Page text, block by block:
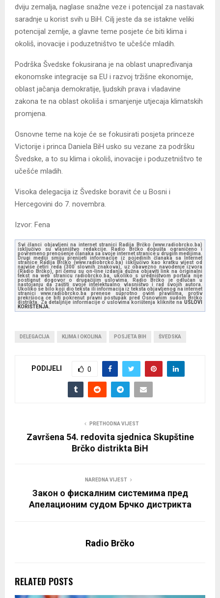
dviju zemalja, naglase snažne veze i potencijal za nastavak
saradnje u korist svih u BiH. Cilj jeste da se istakne veliki
potencijal zemlje, a glavne teme posjete će biti klima i
okoliš, inovacije i poduzetništvo te učešće mladih.
Podrška Švedske fokusirana je na oblast unapređivanja
ekonomske integracije sa EU i razvoj tržišne ekonomije,
oblast jačanja demokratije, ljudskih prava i vladavine
zakona te na oblast okoliša i smanjenje utjecaja klimatskih
promjena.
Osnovne teme na koje će se fokusirati posjeta princeze
Victorije i princa Daniela BiH usko su vezane za podršku
Švedske, a to su klima i okoliš, inovacije i poduzetništvo te
učešće mladih.
Visoka delegacija iz Švedske boravit će u Bosni i
Hercegovini do 7. novembra.
Izvor: Fena
Svi članci objavljeni na internet stranici Radija Brčko (www.radiobrcko.ba)
isključivo su vlasništvo redakcije. Radio Brčko dopušta ograničeno i
povremeno prenošenje članaka sa svoje internet stranice u drugim medijima.
Drugi mediji smiju prenijeti informacije iz pojedinih članaka sa Internet
stranice Radija Brčko (www.radiobrcko.ba) isključivo kao kratku vijest od
najviše četiri reda (300 slovnih znakova), uz obavezno navođenje izvora
(Radio Brčko), pri čemu su on-line izdanja dužna objaviti link na originalni
tekst na web stranicu radiobrcko.ba, ukoliko s uredništvom portala nije
postignut dogovor o drugačijim uslovima. Radio Brčko je odlučan u
nastojanju da zaštiti svoje intelektualno vlasništvo i rad svojih autora.
Ukoliko se bilo koji dio teksta ili informacija iz teksta objavljenog na internet
stranici www.radiobrcko.ba prenese suprotno ovim pravilima, protiv
prekršioca će biti pokrenut pravni postupak pred Osnovnim sudom Brčko
distrikta. Za detaljnije informacije o uslovima korištenja kliknite na USLOVI
KORIŠTENJA.
DELEGACIJA KLIMA I OKOLINA POSJETA BIH ŠVEDSKA
PODIJELI 0
PRETHODNA VIJEST
Završena 54. redovita sjednica Skupštine
Brčko distrikta BiH
NAREDNA VIJEST
Закон о фискалним системима пред
Апелационим судом Брчко дистрикта
Radio Brčko
RELATED POSTS